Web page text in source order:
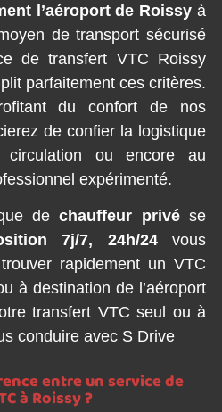
l’aéroport de Roissy à
de transport sécurisé
de transfert VTC Roissy
parfaitement ces critères.
du confort de nos
de confier la logistique
ou encore au
expérimenté.
dechauffeur privése
7j/7, 24h/24vous
rapidement un VTC
à destination de l’aéroport
transfert VTC seul ou à
conduire avec S Drive
entre un service de
à Roissy ?